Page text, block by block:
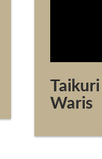
Waris